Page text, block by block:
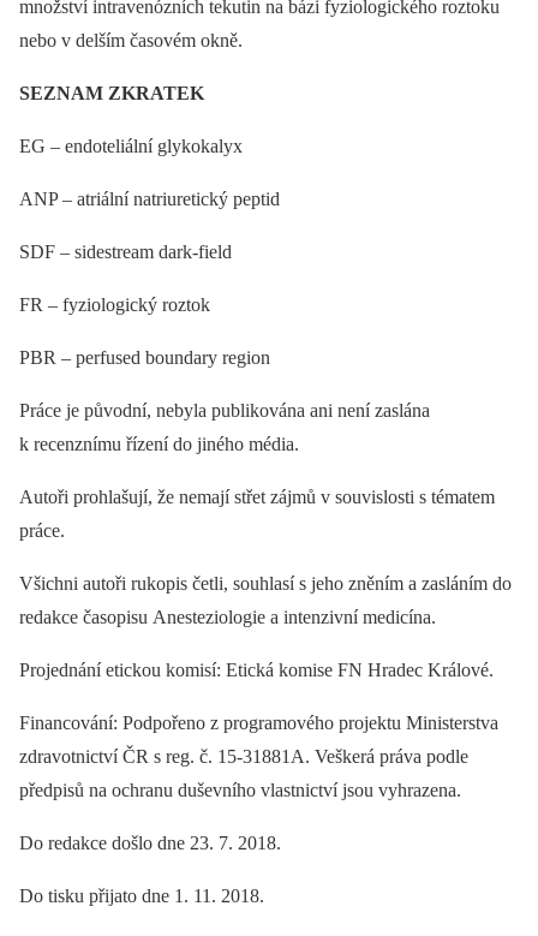
množství intravenózních tekutin na bázi fyziologického roztoku
nebo v delším časovém okně.
SEZNAM ZKRATEK
EG –⁠ endoteliální glykokalyx
ANP –⁠ atriální natriuretický peptid
SDF –⁠ sidestream dark-field
FR –⁠ fyziologický roztok
PBR –⁠ perfused boundary region
Práce je původní, nebyla publikována ani není zaslána
k recenznímu řízení do jiného média.
Autoři prohlašují, že nemají střet zájmů v souvislosti s tématem
práce.
Všichni autoři rukopis četli, souhlasí s jeho zněním a zasláním do
redakce časopisu Anesteziologie a intenzivní medicína.
Projednání etickou komisí: Etická komise FN Hradec Králové.
Financování: Podpořeno z programového projektu Ministerstva
zdravotnictví ČR s reg. č. 15-31881A. Veškerá práva podle
předpisů na ochranu duševního vlastnictví jsou vyhrazena.
Do redakce došlo dne 23. 7. 2018.
Do tisku přijato dne 1. 11. 2018.